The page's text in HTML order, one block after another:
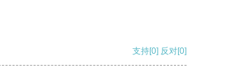
支持[0] 反对[0]